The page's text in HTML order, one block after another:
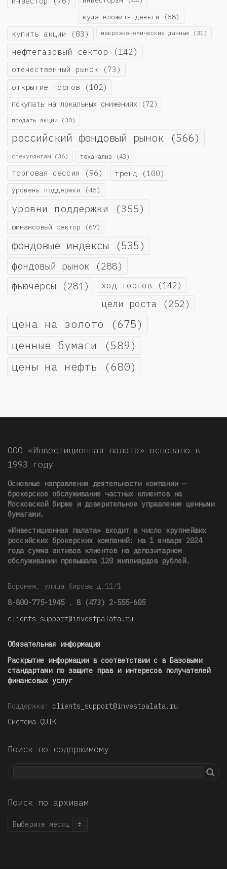
куда вложить деньги (58)
купить акции (83) макроэкономические данные (31)
нефтегазовый сектор (142)
отечественный рынок (73)
открытие торгов (102)
покупать на локальных снижениях (72)
продать акции (30)
российский фондовый рынок (566)
спекулянтам (36) теханализ (43)
торговая сессия (96) тренд (100)
уровень поддержки (45)
уровни поддержки (355)
финансовый сектор (67)
фондовые индексы (535)
фондовый рынок (288)
фьючерсы (281) ход торгов (142)
цели роста (252)
цена на золото (675)
ценные бумаги (589)
цены на нефть (680)
ООО «Инвестиционная палата» основано в
1993 году
Основные направления деятельности компании —
брокерское обслуживание частных клиентов на
Московской бирже и доверительное управление ценными
бумагами.
«Инвестиционная палата» входит в число крупнейших
российских брокерских компаний: на 1 января 2024
года сумма активов клиентов на депозитарном
обслуживании превышала 120 миллиардов рублей.
Воронеж, улица Кирова д.11/1
8-800-775-1945 , 8 (473) 2-555-605
clients_support@investpalata.ru
Обязательная информация
Раскрытие информации в соответствии с в Базовыми
стандартами по защите прав и интересов получателей
финансовых услуг
Поддержка: clients_support@investpalata.ru
Система QUIK
Поиск по содержимому
Поиск по архивам
Поиск